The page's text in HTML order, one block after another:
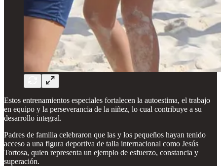
Estos entrenamientos especiales fortalecen la autoestima, el trabajo
en equipo y la perseverancia de la niñez, lo cual contribuye a su
desarrollo integral.
Padres de familia celebraron que las y los pequeños hayan tenido
acceso a una figura deportiva de talla internacional como Jesús
Tortosa, quien representa un ejemplo de esfuerzo, constancia y
superación.